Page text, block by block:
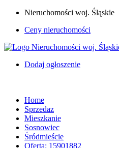
Nieruchomości woj. Śląskie
Ceny nieruchomości
Dodaj ogłoszenie
Home
Sprzedaz
Mieszkanie
Sosnowiec
Śródmieście
Oferta: 15901882